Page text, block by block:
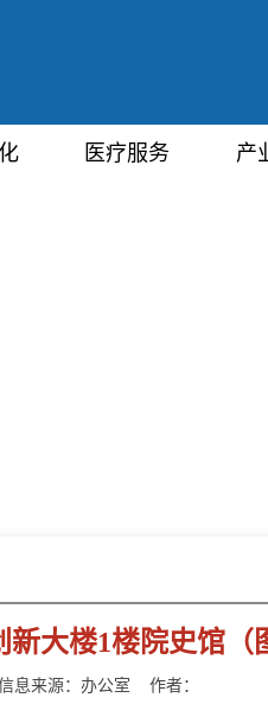
医疗服务 产
新大楼1楼院史馆
息来源： 办公室 作者：